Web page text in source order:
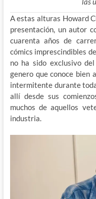
A estas alturas Howard
presentación, un autor
cuarenta años de
cómics imprescindibles
no ha sido exclusivo
genero que conoce bien
intermitente durante
allí desde sus
muchos de aquellos
industria.